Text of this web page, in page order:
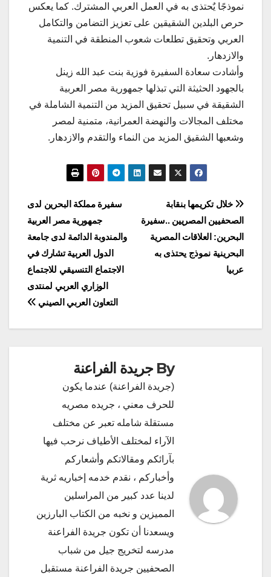
نموذجًا يٌحتذى به في العمل العربي المشترك. كما يعكس
حرص البلدين الشقيقين على تعزيز التضامن والتكامل
العربي وتحقيق تطلعات شعوب المنطقة في التنمية
والازدهار.
وأشادت سعادة السفيرة فوزية بنت عبد الله زينل
بالجهود الحثيثة التي تبذلها جمهورية مصر العربية
الشقيقة في سبيل تحقيق المزيد من التنمية الشاملة في
مختلف المجالات والنهضة العمرانية، متمنية لمصر
وشعبها الشقيق المزيد من النماء والتقدم والازدهار.
تصفّح
المقالات
سفيرة مملكة البحرين لدى
جمهورية مصر العربية
والمندوبة الدائمة لدى جامعة
الدول العربية تشارك في
الاجتماع التنسيقي للاجتماع
الوزاري العربي لمنتدى
التعاون العربي الصيني
خلال تكريمها بنقابة
الصحفيين المصريين ..سفيرة
البحرين: العلاقات المصرية
البحرينية نموذج يحتذى به
عربيا
By جريدة الفراعنة
(جريدة الفراعنة) عندما يكون
للحرف معني ، جريده مصريه
مستقلة شامله تعبر عن مختلف
الآراء لمختلف الأطياف نرحب فيها
بآرائكم ومقالاتكم وأشعاركم
وأخباركم ، نقدم خدمه إخباريه ثرية
لدينا عدد كبير من المراسلين
المميزين و نخبه من الكتاب البارزين
ويسعدنا أن تكون جريدة الفراعنة
مدرسه لتخريج جيل من شباب
الصحفيين جريدة الفراعنة مستقبل